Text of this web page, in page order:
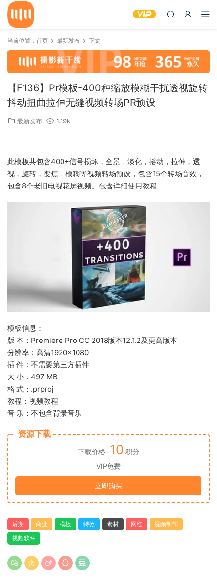
当前位置： 首页 最新发布 正文
【F136】Pr模板-400种缩放模糊干扰透视旋转
抖动扭曲拉伸无缝视频转场PR预设
最新发布 1.19k
此模板共包含400+信号损坏，全景，淡化，摇动，拉伸，透
视，旋转，变焦，模糊等视频转场预设，包含15个转场音效，
包含8个老旧电视花屏视频。包含详细使用教程
模板信息：
版 本：Premiere Pro CC 2018版本12.1.2及更高版本
分辨率：高清1920×1080
插 件：不需要第三方插件
大 小：497 MB
格 式：.prproj
教程：视频教程
音 乐：不包含背景音乐
资源下载
下载价格 10 积分
VIP免费
立即购买
后期 商业 模板 特效 素材 网红
视频制作
视频软件